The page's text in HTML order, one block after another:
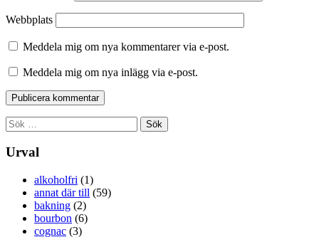
Webbplats
Meddela mig om nya kommentarer via e-post.
Meddela mig om nya inlägg via e-post.
Sök
efter:
Urval
alkoholfri (1)
annat där till (59)
bakning (2)
bourbon (6)
cognac (3)